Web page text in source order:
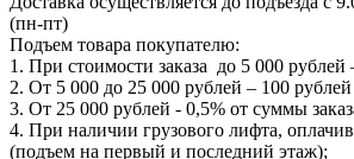
(пн-пт)
Подъем товара покупателю:
1. При стоимости заказа до 5 000 рублей
2. От 5 000 до 25 000 рублей – 100 рублей
3. От 25 000 рублей - 0,5% от суммы
4. При наличии грузового лифта,
(подъем на первый и последний этаж);